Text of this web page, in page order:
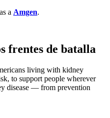
a Amgen.
frentes de batalla
living with kidney
to support people wherever
disease — from prevention